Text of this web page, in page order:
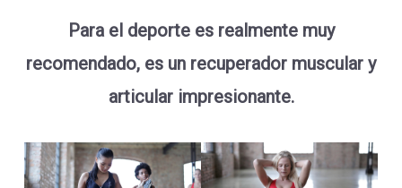
Para el deporte es realmente muy
recomendado, es un recuperador muscular y
articular impresionante.